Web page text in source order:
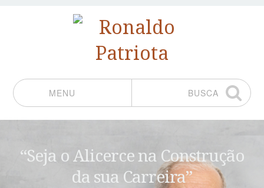
MENU
BUSCA
“Seja o Alicerce na Construção
da sua Carreira”